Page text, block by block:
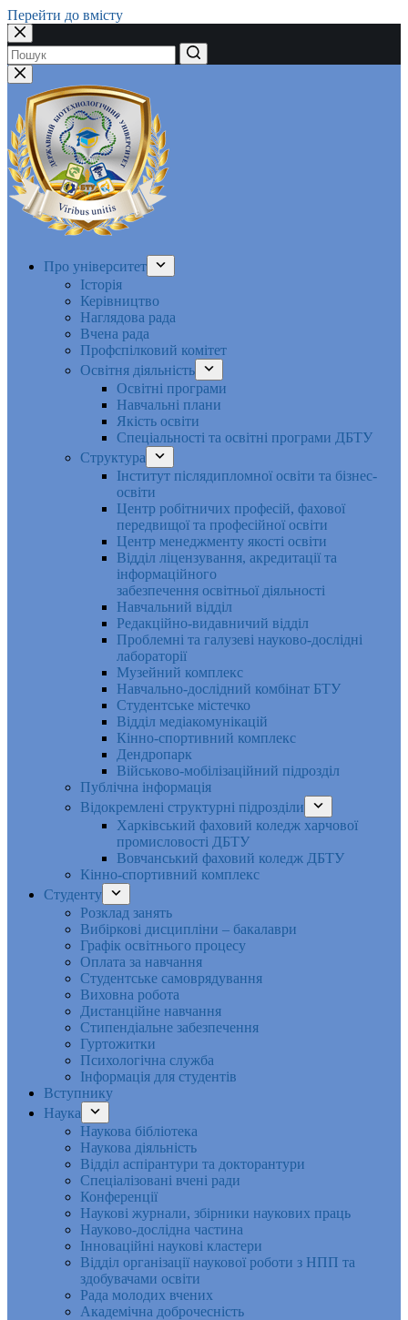
Перейти до вмісту
Немає
результатів
Про університет
Історія
Керівництво
Наглядова рада
Вчена рада
Профспілковий комітет
Освітня діяльність
Освітні програми
Навчальні плани
Якість освіти
Спеціальності та освітні програми ДБТУ
Структура
Інститут післядипломної освіти та бізнес-
освіти
Центр робітничих професій, фахової
передвищої та професійної освіти
Центр менеджменту якості освіти
Відділ ліцензування, акредитації та
інформаційного
забезпечення освітньої діяльності
Навчальний відділ
Редакційно-видавничий відділ
Проблемні та галузеві науково-дослідні
лабораторії
Музейний комплекс
Навчально-дослідний комбінат БТУ
Студентське містечко
Відділ медіакомунікацій
Кінно-спортивний комплекс
Дендропарк
Військово-мобілізаційний підрозділ
Публічна інформація
Відокремлені структурні підрозділи
Харківський фаховий коледж харчової
промисловості ДБТУ
Вовчанський фаховий коледж ДБТУ
Кінно-спортивний комплекс
Студенту
Розклад занять
Вибіркові дисципліни – бакалаври
Графік освітнього процесу
Оплата за навчання
Студентське самоврядування
Виховна робота
Дистанційне навчання
Стипендіальне забезпечення
Гуртожитки
Психологічна служба
Інформація для студентів
Вступнику
Наука
Наукова бібліотека
Наукова діяльність
Відділ аспірантури та докторантури
Спеціалізовані вчені ради
Конференції
Наукові журнали, збірники наукових праць
Науково-дослідна частина
Інноваційні наукові кластери
Відділ організації наукової роботи з НПП та
здобувачами освіти
Рада молодих вчених
Академічна доброчесність